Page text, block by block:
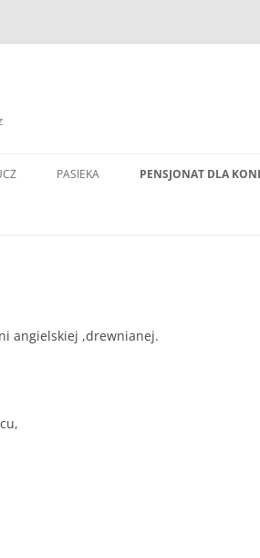
PASIEKA PENSJONAT DLA KONI
angielskiej ,drewnianej.